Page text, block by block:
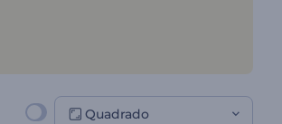
Quadrado